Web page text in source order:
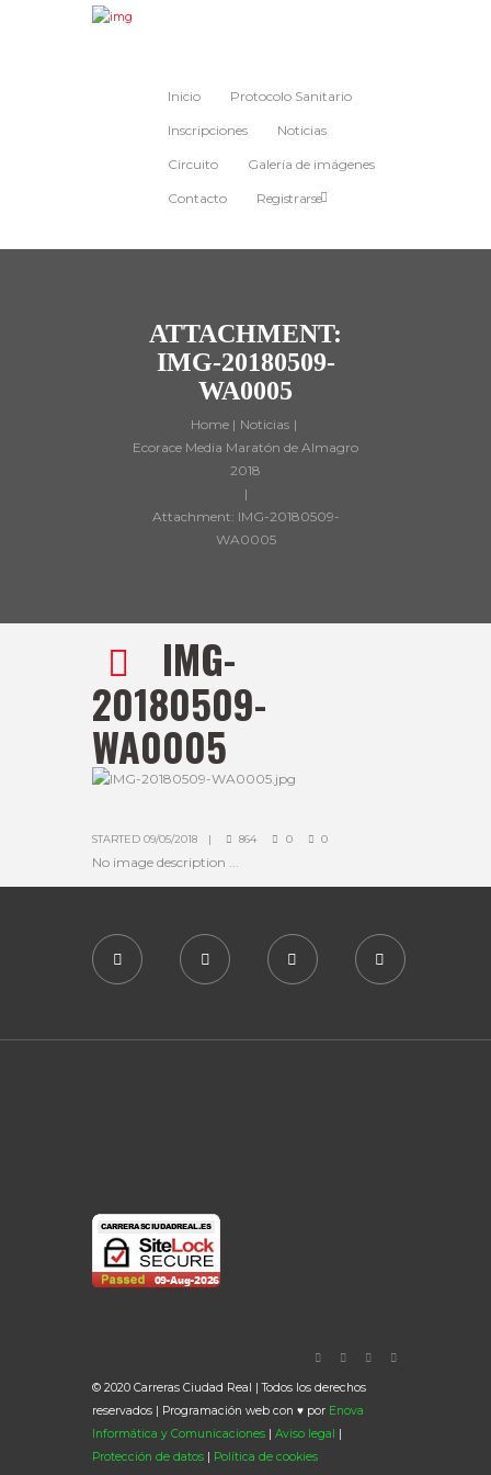
Inicio Protocolo Sanitario
Inscripciones Noticias
Circuito Galería de imágenes
Contacto Registrarse
ATTACHMENT:
IMG-20180509-
WA0005
Home
Noticias
Ecorace Media Maratón de Almagro
2018
Attachment: IMG-20180509-
WA0005
IMG-
20180509-
WA0005
STARTED 09/05/2018 864 0 0
No image description ...
© 2020 Carreras Ciudad Real | Todos los derechos
reservados | Programación web con ♥ por Enova
Informática y Comunicaciones
Aviso legal
Protección de datos
Política de cookies